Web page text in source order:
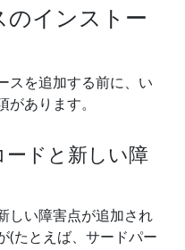
のインストー
スを追加する前に、い
あります。
ドと新しい障
しい障害点が追加され
(たとえば、サードパー